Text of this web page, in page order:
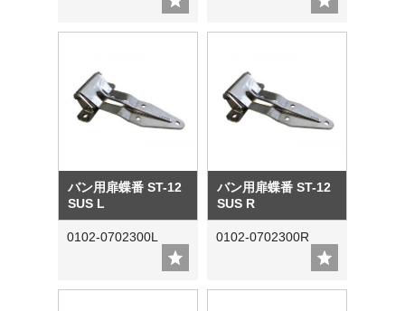
バン用扉蝶番 ST-12
SUS L
0102-0702300L
バン用扉蝶番 ST-12
SUS R
0102-0702300R